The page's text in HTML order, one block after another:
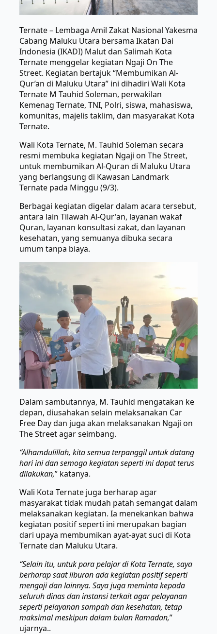
Ternate – Lembaga Amil Zakat Nasional Yakesma
Cabang Maluku Utara bersama Ikatan Dai
Indonesia (IKADI) Malut dan Salimah Kota
Ternate menggelar kegiatan Ngaji On The
Street. Kegiatan bertajuk “Membumikan Al-
Qur’an di Maluku Utara” ini dihadiri Wali Kota
Ternate M Tauhid Soleman, perwakilan
Kemenag Ternate, TNI, Polri, siswa, mahasiswa,
komunitas, majelis taklim, dan masyarakat Kota
Ternate.
Wali Kota Ternate, M. Tauhid Soleman secara
resmi membuka kegiatan Ngaji on The Street,
untuk membumikan Al-Quran di Maluku Utara
yang berlangsung di Kawasan Landmark
Ternate pada Minggu (9/3).
Berbagai kegiatan digelar dalam acara tersebut,
antara lain Tilawah Al-Qur'an, layanan wakaf
Quran, layanan konsultasi zakat, dan layanan
kesehatan, yang semuanya dibuka secara
umum tanpa biaya.
Dalam sambutannya, M. Tauhid mengatakan ke
depan, diusahakan selain melaksanakan Car
Free Day dan juga akan melaksanakan Ngaji on
The Street agar seimbang.
“Alhamdulillah, kita semua terpanggil untuk datang
hari ini dan semoga kegiatan seperti ini dapat terus
dilakukan,” katanya.
Wali Kota Ternate juga berharap agar
masyarakat tidak mudah patah semangat dalam
melaksanakan kegiatan. Ia menekankan bahwa
kegiatan positif seperti ini merupakan bagian
dari upaya membumikan ayat-ayat suci di Kota
Ternate dan Maluku Utara.
“Selain itu, untuk para pelajar di Kota Ternate, saya
berharap saat liburan ada kegiatan positif seperti
mengaji dan lainnya. Saya juga meminta kepada
seluruh dinas dan instansi terkait agar pelayanan
seperti pelayanan sampah dan kesehatan, tetap
maksimal meskipun dalam bulan Ramadan,”
ujarnya..